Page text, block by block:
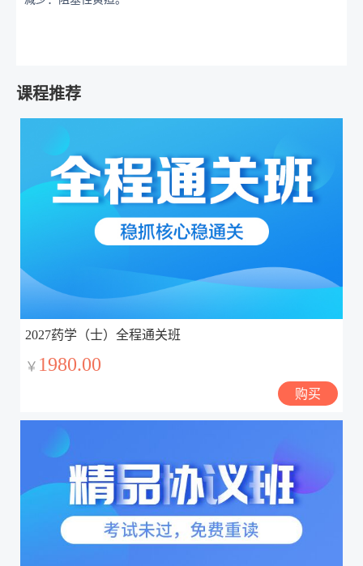
课程推荐
2027药学（士）全程通关班
￥ 1980.00
购买